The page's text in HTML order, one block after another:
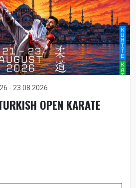
- 23.08.2026
OPEN KARATE